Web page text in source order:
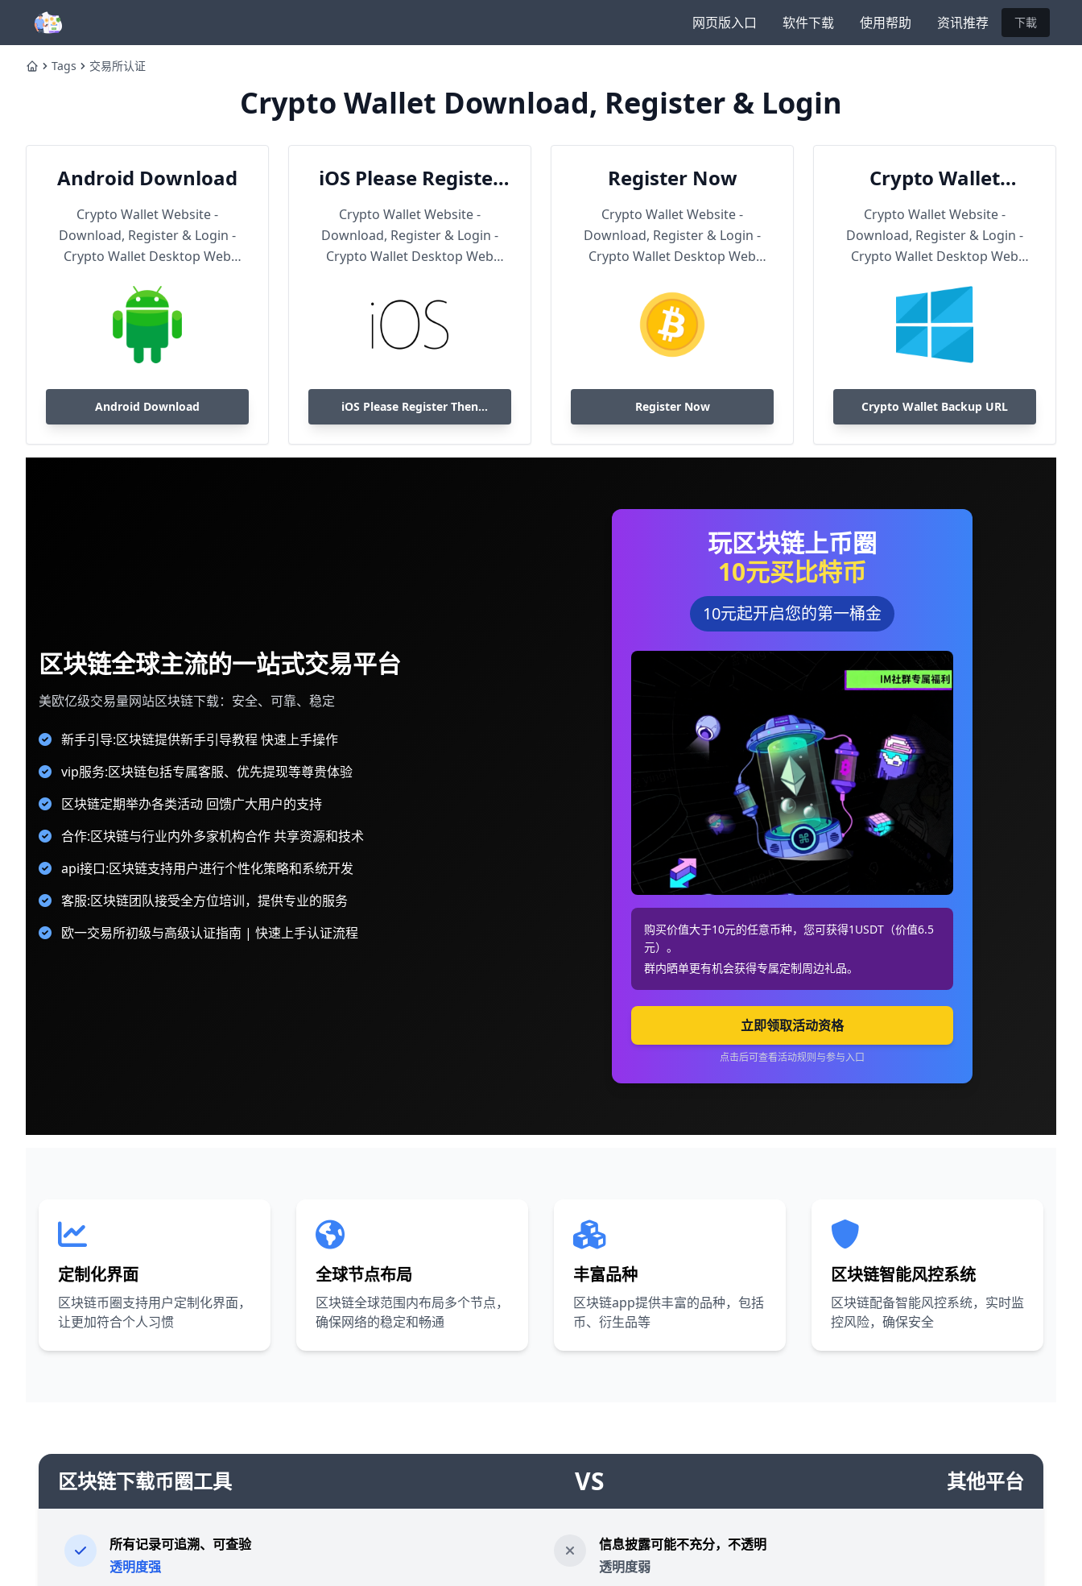
网页版入口 软件下载 使用帮助 资讯推荐 下載
HomeTags 交易所认证
Crypto Wallet Download, Register & Login
Android Download
Crypto Wallet Website -
Download, Register & Login -
Crypto Wallet Desktop Web
Android Download
iOS Please Register
Then Download
Crypto Wallet Website -
Download, Register & Login -
Crypto Wallet Desktop Web
iOS Please Register Then
Download
Register Now
Crypto Wallet Website -
Download, Register & Login -
Crypto Wallet Desktop Web
Register Now
Crypto Wallet
Backup URL
Crypto Wallet Website -
Download, Register & Login -
Crypto Wallet Desktop Web
Crypto Wallet Backup URL
区块链全球主流的一站式交易平台
美欧亿级交易量网站区块链下载：安全、可靠、稳定
新手引导:区块链提供新手引导教程 快速上手操作
vip服务:区块链包括专属客服、优先提现等尊贵体验
区块链定期举办各类活动 回馈广大用户的支持
合作:区块链与行业内外多家机构合作 共享资源和技术
api接口:区块链支持用户进行个性化策略和系统开发
客服:区块链团队接受全方位培训，提供专业的服务
欧一交易所初级与高级认证指南 | 快速上手认证流程
玩区块链上币圈
10元买比特币
10元起开启您的第一桶金
购买价值大于10元的任意币种，您可获得1USDT（价值6.5
元）。
群内晒单更有机会获得专属定制周边礼品。
立即领取活动资格
点击后可查看活动规则与参与入口
定制化界面
区块链币圈支持用户定制化界面，
让更加符合个人习惯
全球节点布局
区块链全球范围内布局多个节点，
确保网络的稳定和畅通
丰富品种
区块链app提供丰富的品种，包括
币、衍生品等
区块链智能风控系统
区块链配备智能风控系统，实时监
控风险，确保安全
区块链下载币圈工具 VS 其他平台
所有记录可追溯、可查验
透明度强
信息披露可能不充分，不透明
透明度弱